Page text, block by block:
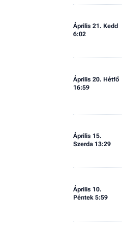
Április 21. Kedd
6:02
Április 20. Hétfő
16:59
Április 15.
Szerda 13:29
Április 10.
Péntek 5:59